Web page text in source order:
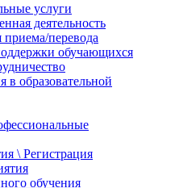
услуги
деятельность
перевода
обучающихся
в образовательной
\ Регистрация
обучения